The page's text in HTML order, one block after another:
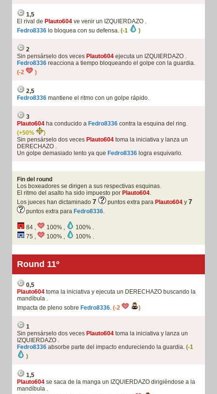
1,5
El rival de Plauto604 ve venir un IZQUIERDAZO .
Fedro8336 lo bloquea con su defensa. (-1 )
2
Sin pensárselo dos veces Plauto604 ejecuta un IZQUIERDAZO .
Fedro8336 reacciona a tiempo bloqueando el golpe con la guardia.
(-2
)
2,5
Fedro8336 mantiene el ritmo con un golpe rápido.
3
Plauto604 ha conducido a Fedro8336 contra la esquina del ring.
(+50%
)
Sin pensárselo dos veces Plauto604 toma la iniciativa y lanza un
DERECHAZO .
Un golpe demasiado lento ya que Fedro8336 logra esquivarlo.
Fin del round
Los boxeadores se dirigen a sus respectivas esquinas.
El ritmo del asalto ha sido impuesto por Plauto604.
Los jueces han dictaminado 7 puntos extra para Plauto604 y 7
puntos extra para Fedro8336.
84 , 100% ,
100% .
75 ,
100% , 100% .
Round 11º
0,5
Plauto604 toma la iniciativa y ejecuta un DERECHAZO buscando la
mandíbula .
Impacta de pleno sobre Fedro8336. (-2 )
1
Sin pensárselo dos veces Plauto604 toma la iniciativa y lanza un
IZQUIERDAZO .
Fedro8336 absorbe parte del impacto endureciendo la guardia. (-1
)
1,5
Plauto604 se saca de la manga un IZQUIERDAZO dirigiéndose a la
mandíbula .